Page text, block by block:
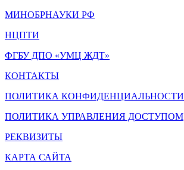
МИНОБРНАУКИ РФ
НЦПТИ
ФГБУ ДПО «УМЦ ЖДТ»
КОНТАКТЫ
ПОЛИТИКА КОНФИДЕНЦИАЛЬНОСТИ
ПОЛИТИКА УПРАВЛЕНИЯ ДОСТУПОМ
РЕКВИЗИТЫ
КАРТА САЙТА